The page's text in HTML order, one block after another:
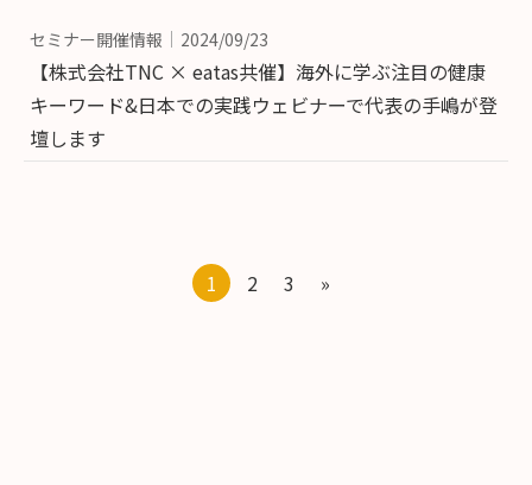
セミナー開催情報 2024/09/23
【株式会社TNC × eatas共催】海外に学ぶ注目の健康
キーワード&日本での実践ウェビナーで代表の手嶋が登
壇します
1 2 3 »